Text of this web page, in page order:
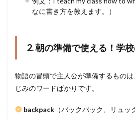
なに書き方を教えます。）
2. 朝の準備で使える！学
物語の冒頭で主人公が準備するもの
じみのワードばかりです。
backpack （バックパック、リュッ